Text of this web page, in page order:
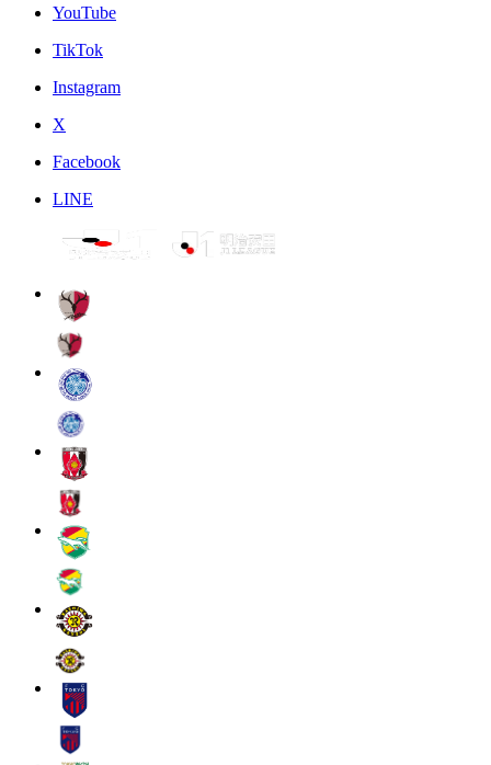
YouTube
TikTok
Instagram
X
Facebook
LINE